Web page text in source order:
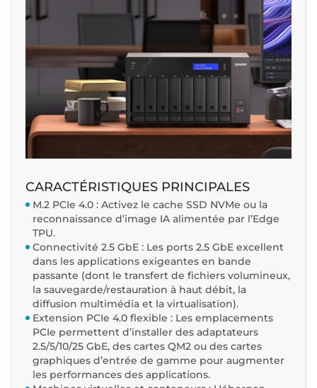
CARACTÉRISTIQUES PRINCIPALES
M.2 PCIe 4.0 : Activez le cache SSD NVMe ou la
reconnaissance d’image IA alimentée par l’Edge
TPU.
Connectivité 2.5 GbE : Les ports 2.5 GbE excellent
dans les applications exigeantes en bande
passante (dont le transfert de fichiers volumineux,
la sauvegarde/restauration à haut débit, la
diffusion multimédia et la virtualisation).
Extension PCIe 4.0 flexible : Les emplacements
PCIe permettent d’installer des adaptateurs
2.5/5/10/25 GbE, des cartes QM2 ou des cartes
graphiques d’entrée de gamme pour augmenter
les performances des applications.